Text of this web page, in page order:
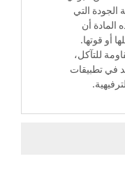
الجودة التي
المادة أن
أو قوتها.
للتآكل،
في تطبيقات